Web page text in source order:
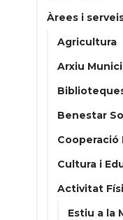
Àrees i
Agricultura
Arxiu
Benestar
Cultura i
Activitat
Estiu a la